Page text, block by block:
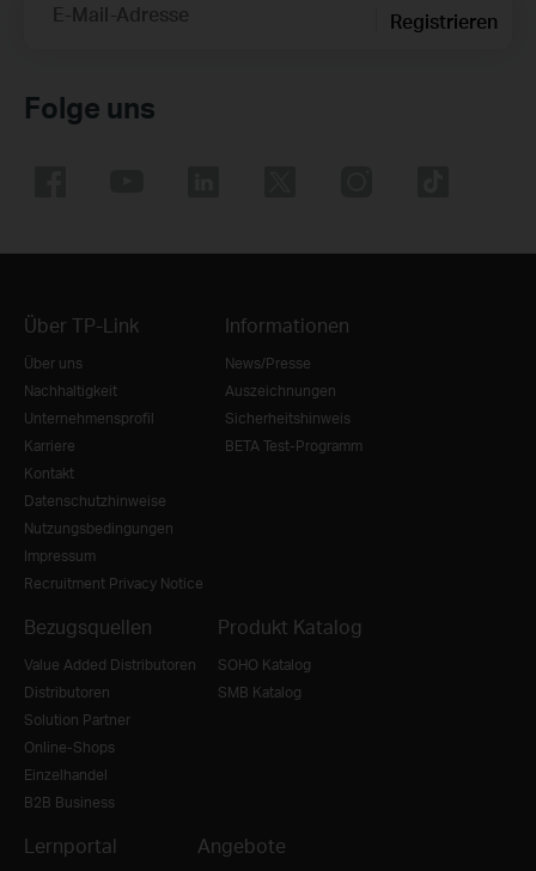
E-Mail-Adresse Registrieren
Folge uns
Über TP-Link
Über uns
Nachhaltigkeit
Unternehmensprofil
Karriere
Kontakt
Datenschutzhinweise
Nutzungsbedingungen
Impressum
Recruitment Privacy Notice
Informationen
News/Presse
Auszeichnungen
Sicherheitshinweis
BETA Test-Programm
Bezugsquellen
Value Added Distributoren
Distributoren
Solution Partner
Online-Shops
Einzelhandel
B2B Business
Produkt Katalog
SOHO Katalog
SMB Katalog
Lernportal Angebote